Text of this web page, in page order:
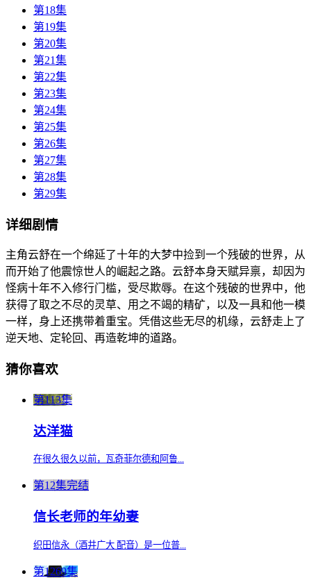
第18集
第19集
第20集
第21集
第22集
第23集
第24集
第25集
第26集
第27集
第28集
第29集
详细剧情
主角云舒在一个绵延了十年的大梦中捡到一个残破的世界，从
而开始了他震惊世人的崛起之路。云舒本身天赋异禀，却因为
怪病十年不入修行门槛，受尽欺辱。在这个残破的世界中，他
获得了取之不尽的灵草、用之不竭的精矿，以及一具和他一模
一样，身上还携带着重宝。凭借这些无尽的机缘，云舒走上了
逆天地、定轮回、再造乾坤的道路。
猜你喜欢
第113集
达洋猫
在很久很久以前，瓦奇菲尔德和阿鲁...
第12集完结
信长老师的年幼妻
织田信永（酒井广大 配音）是一位普...
第1269集